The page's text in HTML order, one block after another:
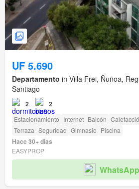
UF 5.690
Departamento in Villa Frei, Ñuñoa,
Santiago
2 2
Estacionamiento Internet Balcón
Terraza Seguridad Gimnasio Piscina
Hace 30+ días
EASYPROP
WhatsApp